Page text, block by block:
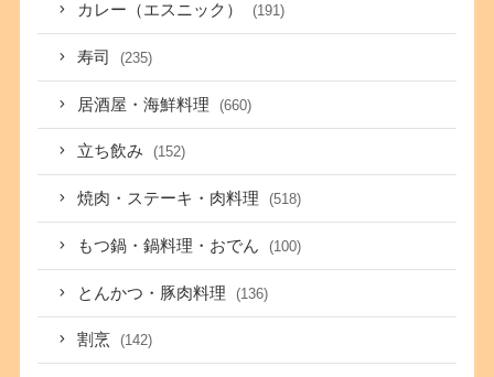
カレー（エスニック） (191)
寿司 (235)
居酒屋・海鮮料理 (660)
立ち飲み (152)
焼肉・ステーキ・肉料理 (518)
もつ鍋・鍋料理・おでん (100)
とんかつ・豚肉料理 (136)
割烹 (142)